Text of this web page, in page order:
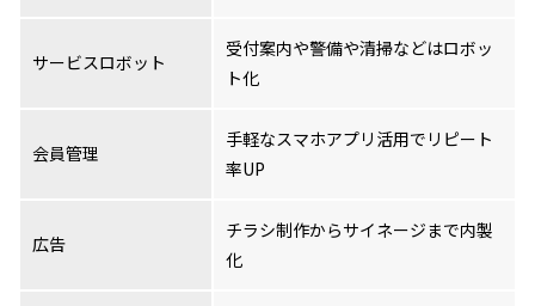
サービスロボット
受付案内や警備や清掃などはロボッ
ト化
会員管理
手軽なスマホアプリ活用でリピート
率UP
広告
チラシ制作からサイネージまで内製
化